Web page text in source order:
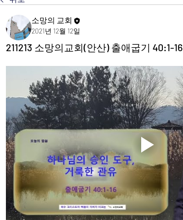
소망의 교회
2021년 12월 12일
211213 소망의교회(안산) 출애굽기 40:1-16